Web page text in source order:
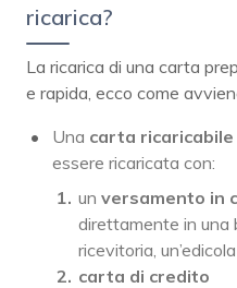
ricarica?
La ricarica di una carta
e rapida, ecco come
Una carta ricaricabile
essere ricaricata con:
un versamento in
direttamente in una
ricevitoria,
carta di credito